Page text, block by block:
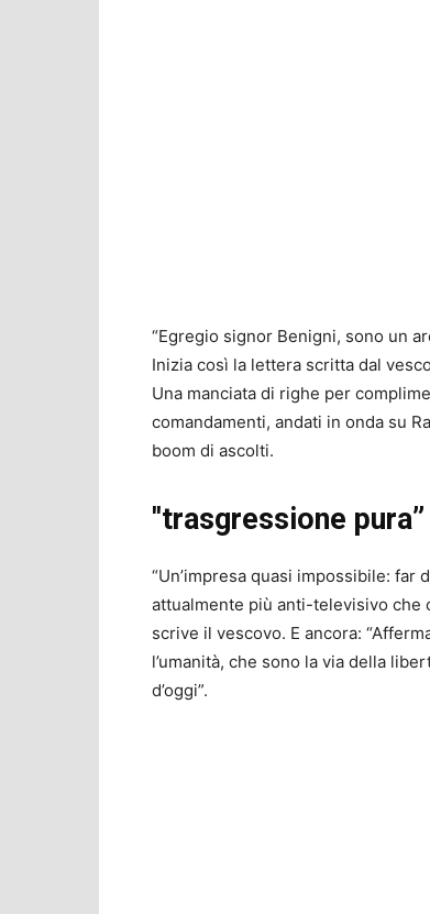
“Egregio signor Benigni, sono un
Inizia così la lettera scritta dal
Una manciata di righe per
comandamenti, andati in onda su
boom di ascolti.
''trasgressione pura”
“Un’impresa quasi impossibile:
attualmente più anti-televisivo che
scrive il vescovo. E ancora:
l’umanità, che sono la via della
d’oggi”.